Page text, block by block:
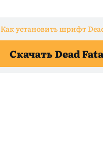
Как установить шрифт
Скачать Dead